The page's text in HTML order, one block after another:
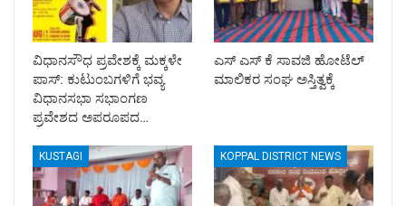
ವಿಧಾನಸೌಧ ಪ್ರವೇಶಕ್ಕೆ ಮಕ್ಕಳೇ
ಪಾಸ್: ಕುಟುಂಬಗಳಿಗೆ ಭವ್ಯ
ವಿಧಾನಸಭಾ ಸಭಾಂಗಣ
ಪ್ರವೇಶದ ಅಪರೂಪದ…
ಎಸ್ ಎಸ್ ಕೆ ಸಾವಜಿ ಹೋಟೆಲ್
ಮಾಲಿಕರ ಸಂಘ ಅಸ್ತಿತ್ವಕ್ಕೆ
KUSTAGI KOPPAL DISTRICT NEWS